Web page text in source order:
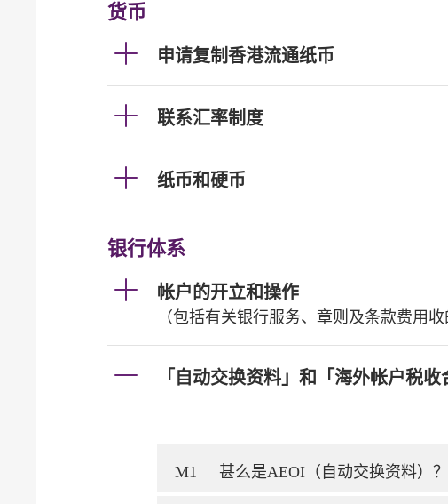
货币
申请复制香港流通纸币
联系汇率制度
纸币和硬币
银行体系
帐户的开立和操作
（包括有关银行服务、章则及条款费用收
「自动交换资料」和「海外帐户税收
M1 甚么是AEOI（自动交换资料）